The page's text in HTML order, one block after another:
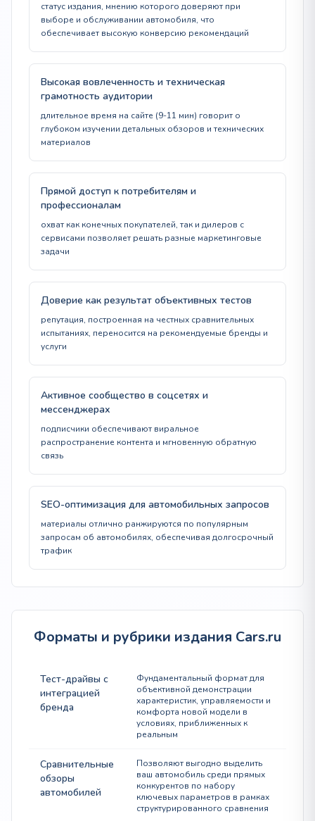
статус издания, мнению которого доверяют при
выборе и обслуживании автомобиля, что
обеспечивает высокую конверсию рекомендаций
Высокая вовлеченность и техническая
грамотность аудитории
длительное время на сайте (9-11 мин) говорит о
глубоком изучении детальных обзоров и технических
материалов
Прямой доступ к потребителям и
профессионалам
охват как конечных покупателей, так и дилеров с
сервисами позволяет решать разные маркетинговые
задачи
Доверие как результат объективных тестов
репутация, построенная на честных сравнительных
испытаниях, переносится на рекомендуемые бренды и
услуги
Активное сообщество в соцсетях и
мессенджерах
подписчики обеспечивают виральное
распространение контента и мгновенную обратную
связь
SEO-оптимизация для автомобильных запросов
материалы отлично ранжируются по популярным
запросам об автомобилях, обеспечивая долгосрочный
трафик
Форматы и рубрики издания Cars.ru
Тест-драйвы с
интеграцией
бренда
Фундаментальный формат для
объективной демонстрации
характеристик, управляемости и
комфорта новой модели в
условиях, приближенных к
реальным
Сравнительные
обзоры
автомобилей
Позволяют выгодно выделить
ваш автомобиль среди прямых
конкурентов по набору
ключевых параметров в рамках
структурированного сравнения